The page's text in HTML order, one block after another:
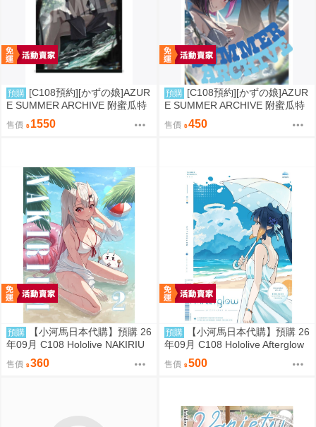
預購 [C108預約][かずの娘]AZUR
E SUMMER ARCHIVE 附蜜瓜特
典小卡+B2掛軸 蔚藍檔案 同人誌i
d=3726220
售價 1550
預購 [C108預約][かずの娘]AZUR
E SUMMER ARCHIVE 附蜜瓜特
典小卡 蔚藍檔案 同人誌id=3786
337
售價 450
預購
【小河馬日本代購】預購 26
年09月 C108 Hololive NAKIRIU
M2 繪師:李神の落書き場
售價 360
預購
【小河馬日本代購】預購 26
年09月 C108 Hololive Afterglow
繪師:カノチ
售價 500